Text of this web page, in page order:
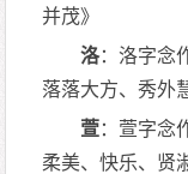
并茂》
洛：洛字念
落落大方、秀外
萱：萱字念
柔美、快乐、贤